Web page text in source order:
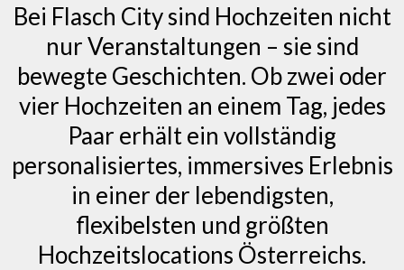
Bei Flasch City sind Hochzeiten nicht
nur Veranstaltungen – sie sind
bewegte Geschichten. Ob zwei oder
vier Hochzeiten an einem Tag, jedes
Paar erhält ein vollständig
personalisiertes, immersives Erlebnis
in einer der lebendigsten,
flexibelsten und größten
Hochzeitslocations Österreichs.